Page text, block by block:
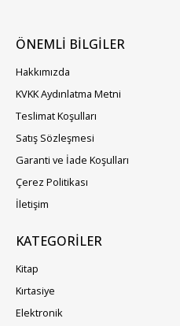
ÖNEMLİ BİLGİLER
Hakkımızda
KVKK Aydınlatma Metni
Teslimat Koşulları
Satış Sözleşmesi
Garanti ve İade Koşulları
Çerez Politikası
İletişim
KATEGORILER
Kitap
Kırtasiye
Elektronik